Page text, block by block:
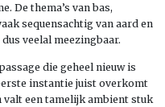
De thema’s van bas,
sequensachtig van aard en
veelal meezingbaar.
die geheel nieuw is
instantie juist overkomt
valt een tamelijk ambient stuk